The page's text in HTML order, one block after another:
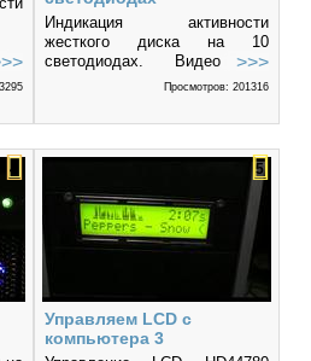
Индикация активности
жесткого диска на 10
светодиодах. Видео от
KT361
>>>
Просмотров: 201316
4
Управляем LCD с
компьютера 3
5